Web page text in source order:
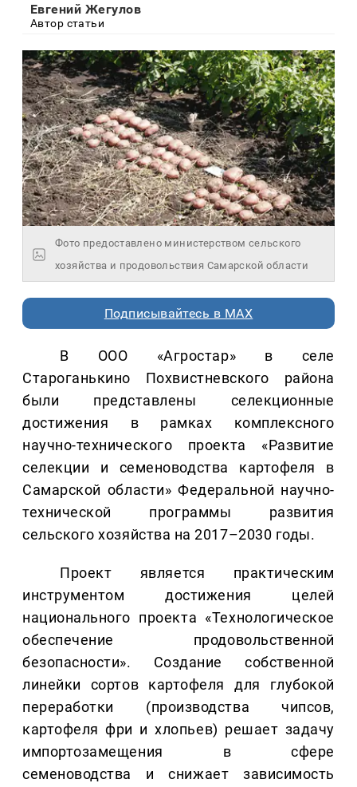
Евгений Жегулов
Автор статьи
Фото предоставлено министерством сельского
хозяйства и продовольствия Самарской области
Подписывайтесь в MAX
В ООО «Агростар» в селе
Староганькино Похвистневского района
были представлены селекционные
достижения в рамках комплексного
научно-технического проекта «Развитие
селекции и семеноводства картофеля в
Самарской области» Федеральной научно-
технической программы развития
сельского хозяйства на 2017–2030 годы.
Проект является практическим
инструментом достижения целей
национального проекта «Технологическое
обеспечение продовольственной
безопасности». Создание собственной
линейки сортов картофеля для глубокой
переработки (производства чипсов,
картофеля фри и хлопьев) решает задачу
импортозамещения в сфере
семеноводства и снижает зависимость